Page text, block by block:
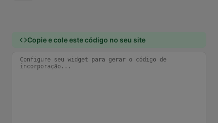
Copie e cole este código no seu site